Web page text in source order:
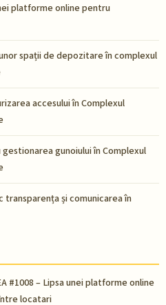
platforme online pentru
spații de depozitare în complexul
accesului în Complexul
gunoiului în Complexul
transparența și comunicarea în
#1008 – Lipsa unei platforme online
locatari